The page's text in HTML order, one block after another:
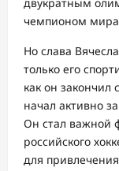
чемпионом
Но слава
только его
как он закончил
начал активно
Он стал важной
российского
для